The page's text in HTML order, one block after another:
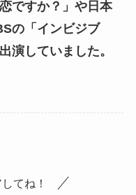
ですか？」や日本
の「インビジブ
演していました。
てね！